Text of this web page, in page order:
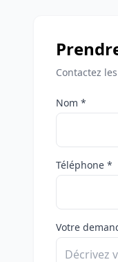
Contactez
Nom *
Téléphone *
Votre